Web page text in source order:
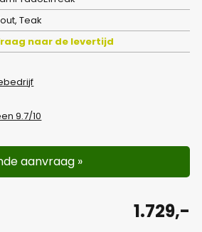
Teak
naar de levertijd
9.7/10
aanvraag »
1.729,-